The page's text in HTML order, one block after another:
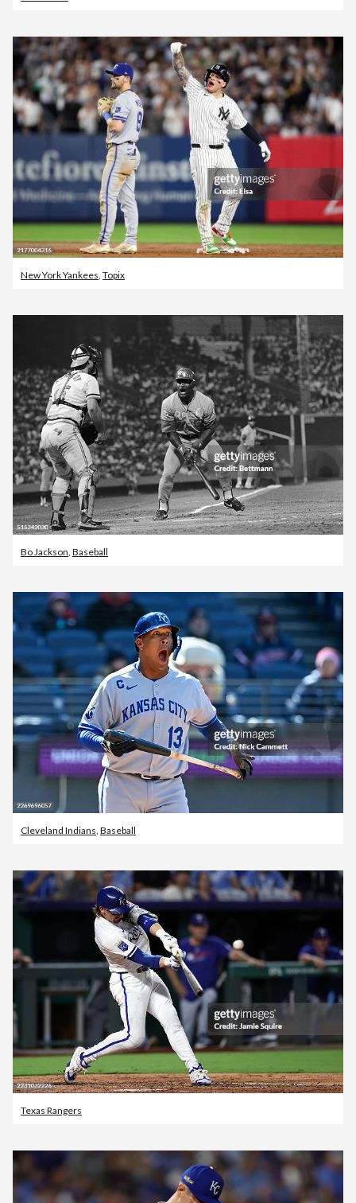
New York Yankees Topix
Bo Jackson, Baseball
Cleveland Indians Baseball
Texas Rangers